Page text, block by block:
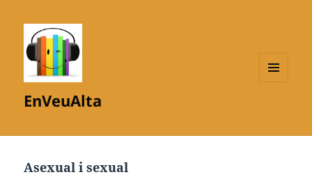
EnVeuAlta
Asexual i sexual